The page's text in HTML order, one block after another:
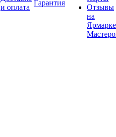
и оплата
Гарантия
Отзывы
на
Ярмарке